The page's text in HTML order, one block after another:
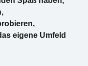
eigene Umfeld